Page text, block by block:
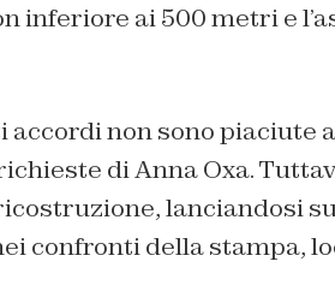
inferiore ai 500 metri e
non sono piaciute
di Anna Oxa.
lanciandosi
confronti della stampa,